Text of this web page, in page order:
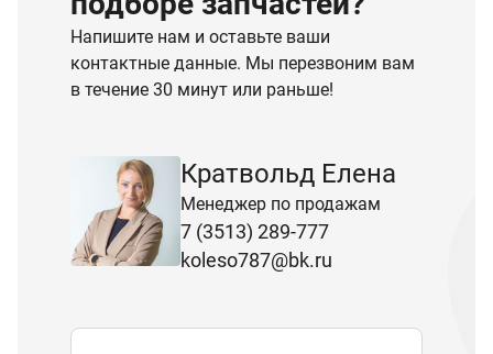
Напишите нам и оставьте ваши
контактные данные. Мы перезвоним вам
в течение 30 минут или раньше!
Кратвольд Елена
Менеджер по продажам
7 (3513) 289-777
koleso787@bk.ru